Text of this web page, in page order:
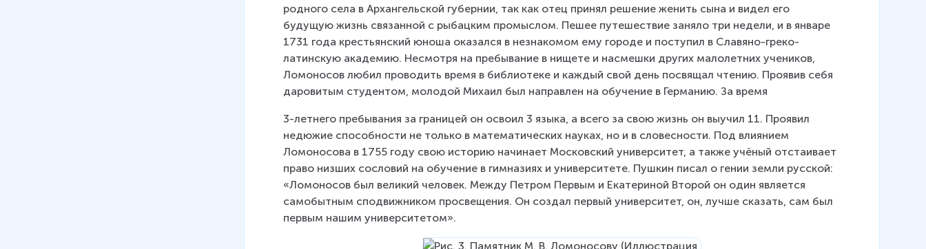
родного села в Архангельской губернии, так как отец принял решение женить сына и видел его
будущую жизнь связанной с рыбацким промыслом. Пешее путешествие заняло три недели, и в январе
1731 года крестьянский юноша оказался в незнакомом ему городе и поступил в Славяно-греко-
латинскую академию. Несмотря на пребывание в нищете и насмешки других малолетних учеников,
Ломоносов любил проводить время в библиотеке и каждый свой день посвящал чтению. Проявив себя
даровитым студентом, молодой Михаил был направлен на обучение в Германию. За время
3-летнего пребывания за границей он освоил 3 языка, а всего за свою жизнь он выучил 11. Проявил
недюжие способности не только в математических науках, но и в словесности. Под влиянием
Ломоносова в 1755 году свою историю начинает Московский университет, а также учёный отстаивает
право низших сословий на обучение в гимназиях и университете. Пушкин писал о гении земли русской:
«Ломоносов был великий человек. Между Петром Первым и Екатериной Второй он один является
самобытным сподвижником просвещения. Он создал первый университет, он, лучше сказать, сам был
первым нашим университетом».